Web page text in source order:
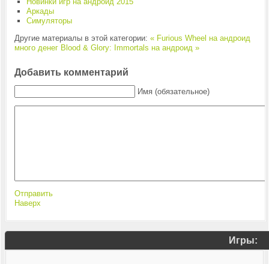
Аркады
Симуляторы
Другие материалы в этой категории: « Furious Wheel на андроид
много денег Blood & Glory: Immortals на андроид »
Добавить комментарий
Имя (обязательное)
Отправить
Наверх
Игры: